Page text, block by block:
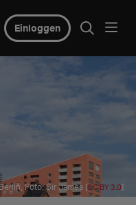
Einloggen
Foto: Sir James [CC BY 3.0]